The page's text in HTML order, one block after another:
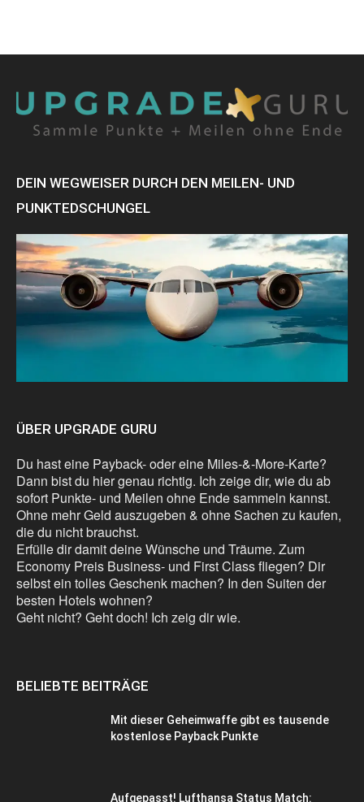
DEIN WEGWEISER DURCH DEN MEILEN- UND
PUNKTEDSCHUNGEL
ÜBER UPGRADE GURU
Du hast eine Payback- oder eine Miles-&-More-Karte?
Dann bist du hier genau richtig. Ich zeige dir, wie du ab
sofort Punkte- und Meilen ohne Ende sammeln kannst.
Ohne mehr Geld auszugeben & ohne Sachen zu kaufen,
die du nicht brauchst.
Erfülle dir damit deine Wünsche und Träume. Zum
Economy Preis Business- und First Class fliegen? Dir
selbst ein tolles Geschenk machen? In den Suiten der
besten Hotels wohnen?
Geht nicht? Geht doch! Ich zeig dir wie.
BELIEBTE BEITRÄGE
Mit dieser Geheimwaffe gibt es tausende
kostenlose Payback Punkte
Aufgepasst! Lufthansa Status Match: